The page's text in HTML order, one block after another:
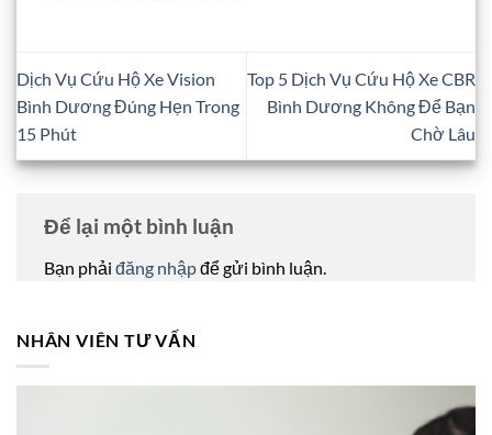
Dịch Vụ Cứu Hộ Xe Vision
Bình Dương Đúng Hẹn Trong
15 Phút
Top 5 Dịch Vụ Cứu Hộ Xe CBR
Bình Dương Không Để Bạn
Chờ Lâu
Để lại một bình luận
Bạn phải đăng nhậpđể gửi bình luận.
NHÂN VIÊN TƯ VẤN